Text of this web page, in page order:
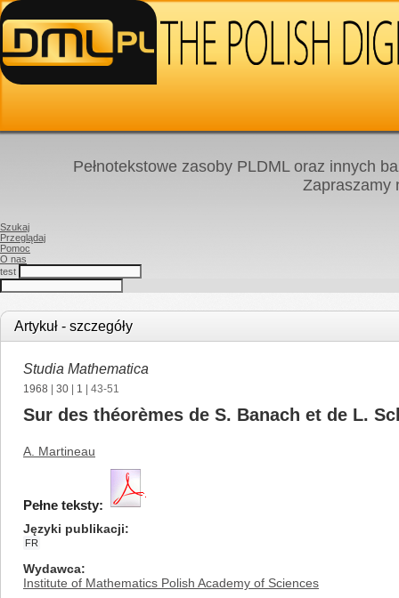
Pełnotekstowe zasoby PLDML oraz innych
Zapraszamy
Szukaj
Przeglądaj
Pomoc
O nas
test
Artykuł - szczegóły
Studia Mathematica
1968 30 1 | 43-51
Sur des théorèmes de S. Banach et de L.
A. Martineau
Pełne teksty:
Języki publikacji
FR
Wydawca
Institute of Mathematics Polish Academy of Sciences